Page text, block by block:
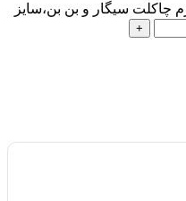
چاکلت سیگار و بن بن،سایز